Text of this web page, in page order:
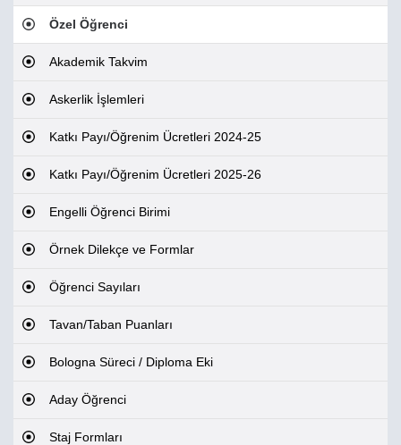
Özel Öğrenci
Akademik Takvim
Askerlik İşlemleri
Katkı Payı/Öğrenim Ücretleri 2024-25
Katkı Payı/Öğrenim Ücretleri 2025-26
Engelli Öğrenci Birimi
Örnek Dilekçe ve Formlar
Öğrenci Sayıları
Tavan/Taban Puanları
Bologna Süreci / Diploma Eki
Aday Öğrenci
Staj Formları